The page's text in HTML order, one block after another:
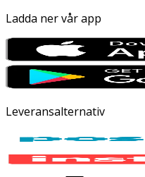
Ladda ner vår app
Leveransalternativ